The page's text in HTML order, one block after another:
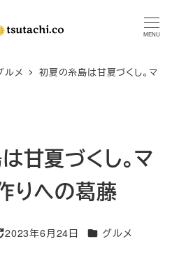
MENU
ルメ
初夏の糸島は甘夏づくし。マ
甘夏づくし。マ
りへの葛藤
新日
2023年6月24日 カテゴリー
グルメ